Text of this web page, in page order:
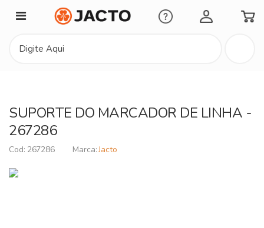
Minha Conta
SUPORTE DO MARCADOR DE LINHA -
267286
267286 Jacto